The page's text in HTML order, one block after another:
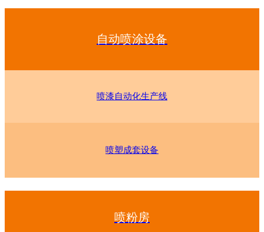
自动喷涂设备
喷漆自动化生产线
喷塑成套设备
喷粉房